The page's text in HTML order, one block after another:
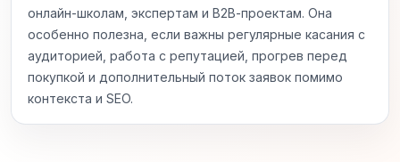
онлайн‑школам, экспертам и B2B‑проектам. Она
особенно полезна, если важны регулярные касания с
аудиторией, работа с репутацией, прогрев перед
покупкой и дополнительный поток заявок помимо
контекста и SEO.